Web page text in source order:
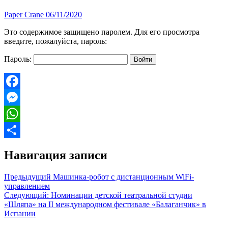
Paper Crane 06/11/2020
Это содержимое защищено паролем. Для его просмотра
введите, пожалуйста, пароль:
Пароль:
Facebook
Messenger
WhatsApp
Навигация записи
Предыдущий Машинка-робот с дистанционным WiFi-
управлением
Следующий: Номинации детской театральной студии
«Шляпа» на II международном фестивале «Балаганчик» в
Испании